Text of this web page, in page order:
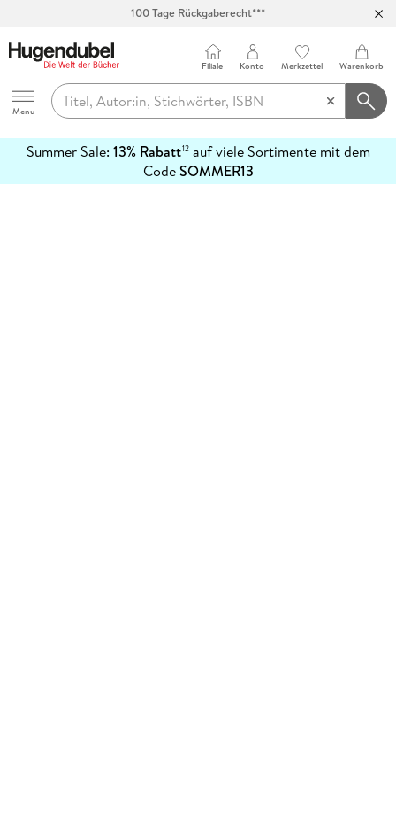
100 Tage Rückgaberecht***
Hugendubel
Menu
Filiale Konto Merkzettel Warenkorb
Summer Sale: 13% Rabatt12auf viele Sortimente mit dem
CodeSOMMER13
erfahren